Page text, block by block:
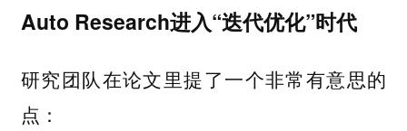
Auto Research进入“迭代优化”时代
研究团队在论文里提了一个非常有意思的
点：